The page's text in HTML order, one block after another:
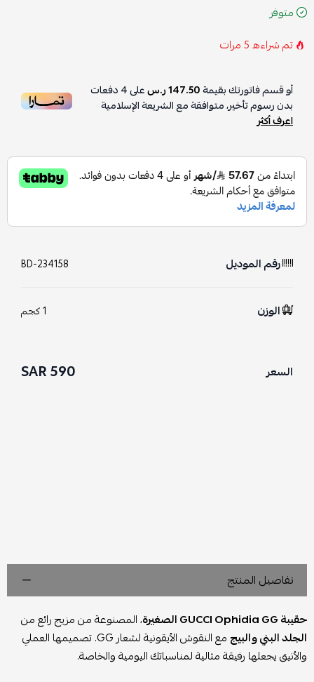
متوفر
تم شراءه5مرات
أو قسم فاتورتك بقيمة147.50 ر.س على4دفعات
بدون رسوم تأخير، متوافقة مع الشريعة الإسلامية
اعرف أكثر
رقم الموديل BD-234158
الوزن 1 كجم
السعر 590 SAR
تفاصيل المنتج
حقيبة GUCCI Ophidia GG الصغيرة
، المصنوعة من مزيج رائع من
الجلد البني والبيج
مع النقوش الأيقونية لشعار GG. تصميمها العملي
والأنيق يجعلها رفيقة مثالية لمناسباتك اليومية والخاصة.